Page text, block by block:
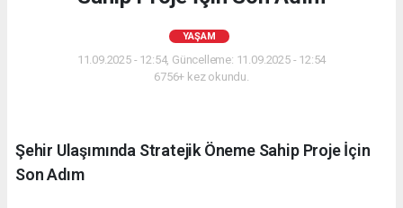
YAŞAM
11.09.2025 - 12:54, Güncelleme: 11.09.2025 - 12:54
6756+ kez okundu.
Şehir Ulaşımında Stratejik Öneme Sahip Proje İçin
Son Adım